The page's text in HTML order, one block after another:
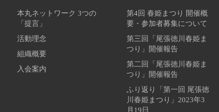
本丸ネットワーク 3つの
「提言」
活動理念
組織概要
入会案内
第4回 春姫まつり 開催概
要・参加者募集について
第三回「尾張徳川春姫ま
つり」開催報告
第二回「尾張徳川春姫ま
つり」開催報告
ふり返り「第一回 尾張徳
川春姫まつり」2023年3
月19日